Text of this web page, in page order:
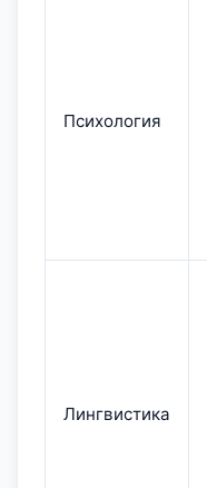
Психология
Лингвистика